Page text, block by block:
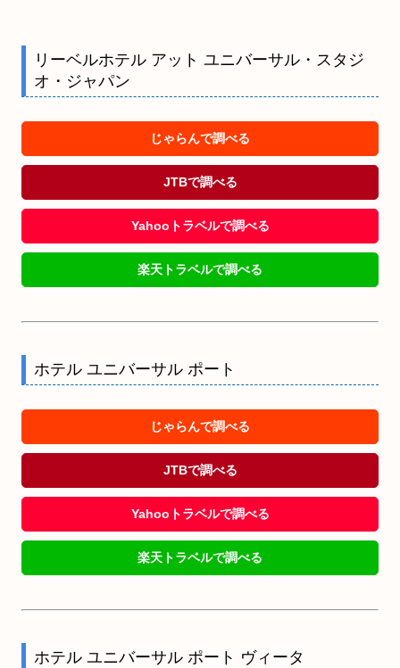
リーベルホテル アット ユニバーサル・スタジ
オ・ジャパン
じゃらんで調べる
JTBで調べる
Yahooトラベルで調べる
楽天トラベルで調べる
ホテル ユニバーサル ポート
じゃらんで調べる
JTBで調べる
Yahooトラベルで調べる
楽天トラベルで調べる
ホテル ユニバーサル ポート ヴィータ